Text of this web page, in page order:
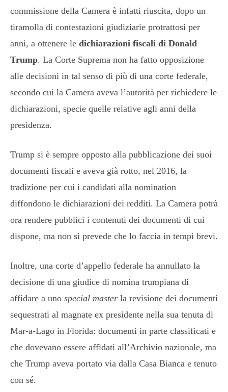
commissione della Camera è infatti riuscita, dopo un
tiramolla di contestazioni giudiziarie protrattosi per
anni, a ottenere le dichiarazioni fiscali di Donald
Trump. La Corte Suprema non ha fatto opposizione
alle decisioni in tal senso di più di una corte federale,
secondo cui la Camera aveva l’autorità per richiedere le
dichiarazioni, specie quelle relative agli anni della
presidenza.
Trump si è sempre opposto alla pubblicazione dei suoi
documenti fiscali e aveva già rotto, nel 2016, la
tradizione per cui i candidati alla nomination
diffondono le dichiarazioni dei redditi. La Camera potrà
ora rendere pubblici i contenuti dei documenti di cui
dispone, ma non si prevede che lo faccia in tempi brevi.
Inoltre, una corte d’appello federale ha annullato la
decisione di una giudice di nomina trumpiana di
affidare a uno special master la revisione dei documenti
sequestrati al magnate ex presidente nella sua tenuta di
Mar-a-Lago in Florida: documenti in parte classificati e
che dovevano essere affidati all’Archivio nazionale, ma
che Trump aveva portato via dalla Casa Bianca e tenuto
con sé.